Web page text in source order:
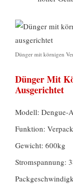
Dünger mit körnigen
Dünger Mit
Ausgerichtet
Modell: Dengue-
Funktion:
Gewicht: 600kg
Stromspannung: